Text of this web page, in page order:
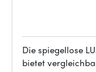
Die spiegellose
bietet